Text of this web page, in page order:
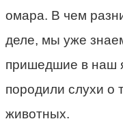
омара. В чем
деле, мы уже
пришедшие в наш
породили слухи о
животных.